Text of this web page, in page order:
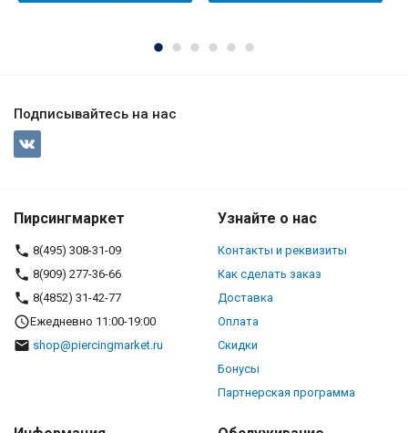
Подписывайтесь на нас
Пирсингмаркет
8(495) 308-31-09
8(909) 277-36-66
8(4852) 31-42-77
Ежедневно 11:00-19:00
shop@piercingmarket.ru
Узнайте о нас
Контакты и реквизиты
Как сделать заказ
Доставка
Оплата
Скидки
Бонусы
Партнерская программа